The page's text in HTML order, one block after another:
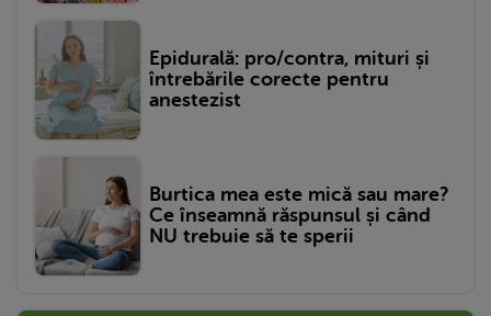
Epidurală: pro/contra, mituri și
întrebările corecte pentru
anestezist
Burtica mea este mică sau mare?
Ce înseamnă răspunsul și când
NU trebuie să te sperii